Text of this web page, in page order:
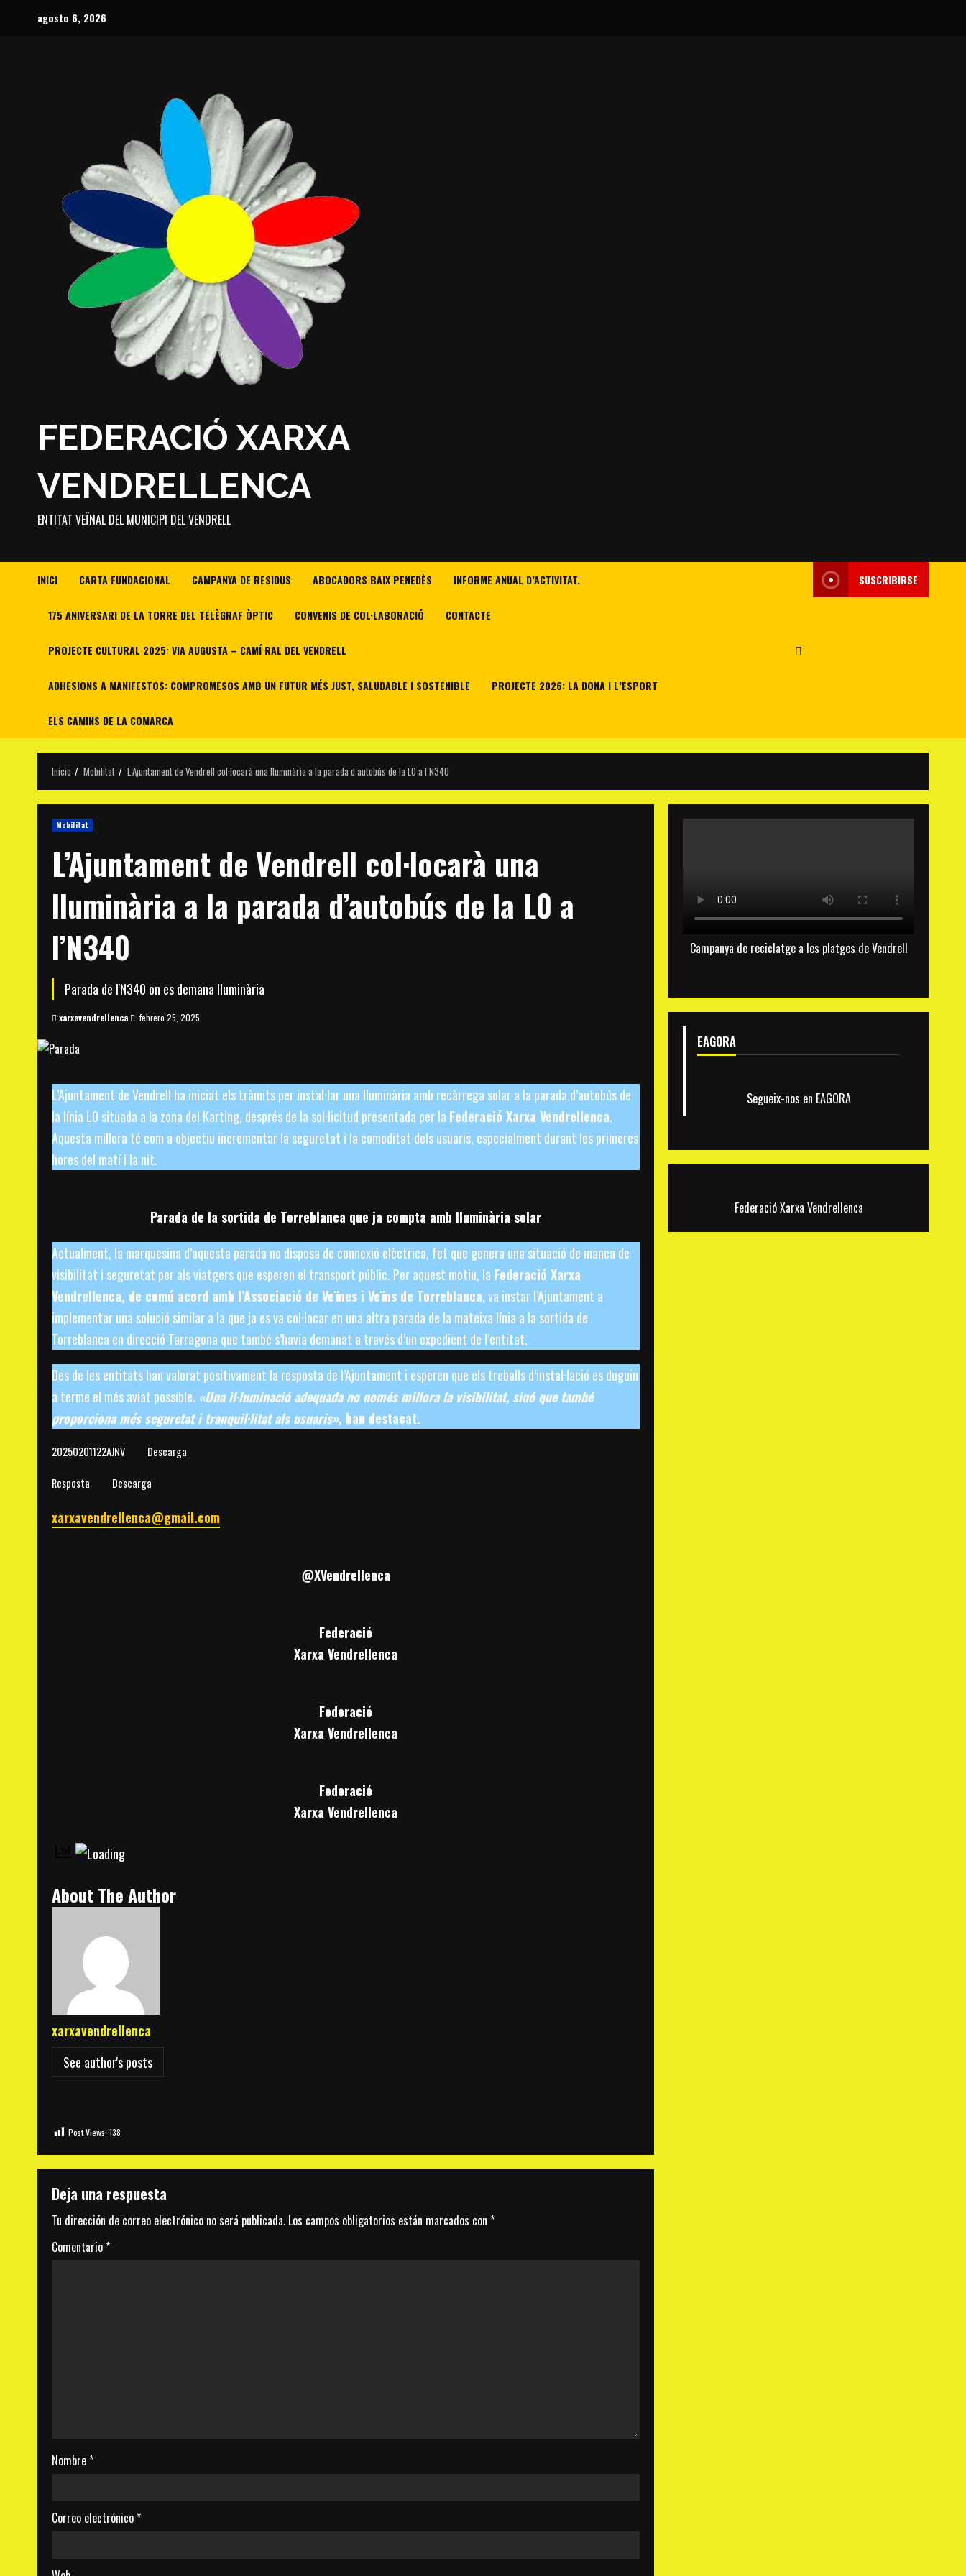
agosto 6, 2026
FEDERACIÓ XARXA
VENDRELLENCA
ENTITAT VEÏNAL DEL MUNICIPI DEL VENDRELL
INICI CARTA FUNDACIONAL CAMPANYA DE RESIDUS ABOCADORS BAIX PENEDÈS INFORME ANUAL D’ACTIVITAT.
175 ANIVERSARI DE LA TORRE DEL TELÈGRAF ÒPTIC CONVENIS DE COL·LABORACIÓ CONTACTE
PROJECTE CULTURAL 2025: VIA AUGUSTA – CAMÍ RAL DEL VENDRELL
ADHESIONS A MANIFESTOS: COMPROMESOS AMB UN FUTUR MÉS JUST, SALUDABLE I SOSTENIBLE PROJECTE 2026: LA DONA I L’ESPORT
ELS CAMINS DE LA COMARCA
SUSCRIBIRSE
Inicio Mobilitat L’Ajuntament de Vendrell col·locarà una lluminària a la parada d’autobús de la L0 a l’N340
Mobilitat
L’Ajuntament de Vendrell col·locarà una
lluminària a la parada d’autobús de la L0 a
l’N340
Parada de l'N340 on es demana lluminària
xarxavendrellenca febrero 25, 2025
L’Ajuntament de Vendrell ha iniciat els tràmits per instal·lar una lluminària amb recàrrega solar a la parada d’autobús de
la línia L0 situada a la zona del Karting, després de la sol·licitud presentada per la Federació Xarxa Vendrellenca.
Aquesta millora té com a objectiu incrementar la seguretat i la comoditat dels usuaris, especialment durant les primeres
hores del matí i la nit.
Parada de la sortida de Torreblanca que ja compta amb lluminària solar
Actualment, la marquesina d’aquesta parada no disposa de connexió elèctrica, fet que genera una situació de manca de
visibilitat i seguretat per als viatgers que esperen el transport públic. Per aquest motiu, la Federació Xarxa
Vendrellenca, de comú acord amb l’Associació de Veïnes i Veïns de Torreblanca, va instar l’Ajuntament a
implementar una solució similar a la que ja es va col·locar en una altra parada de la mateixa línia a la sortida de
Torreblanca en direcció Tarragona que també s’havia demanat a través d’un expedient de l’entitat.
Des de les entitats han valorat positivament la resposta de l’Ajuntament i esperen que els treballs d’instal·lació es duguin
a terme el més aviat possible. «Una il·luminació adequada no només millora la visibilitat, sinó que també
proporciona més seguretat i tranquil·litat als usuaris», han destacat.
20250201122AJNV Descarga
Resposta Descarga
xarxavendrellenca@gmail.com
@XVendrellenca
Federació
Xarxa Vendrellenca
Federació
Xarxa Vendrellenca
Federació
Xarxa Vendrellenca
About The Author
xarxavendrellenca
See author's posts
Post Views: 138
Deja una respuesta
Tu dirección de correo electrónico no será publicada. Los campos obligatorios están marcados con *
Comentario*
Nombre*
Correo electrónico*
Campanya de reciclatge a les platges de Vendrell
EAGORA
Segueix-nos en EAGORA
Federació Xarxa Vendrellenca